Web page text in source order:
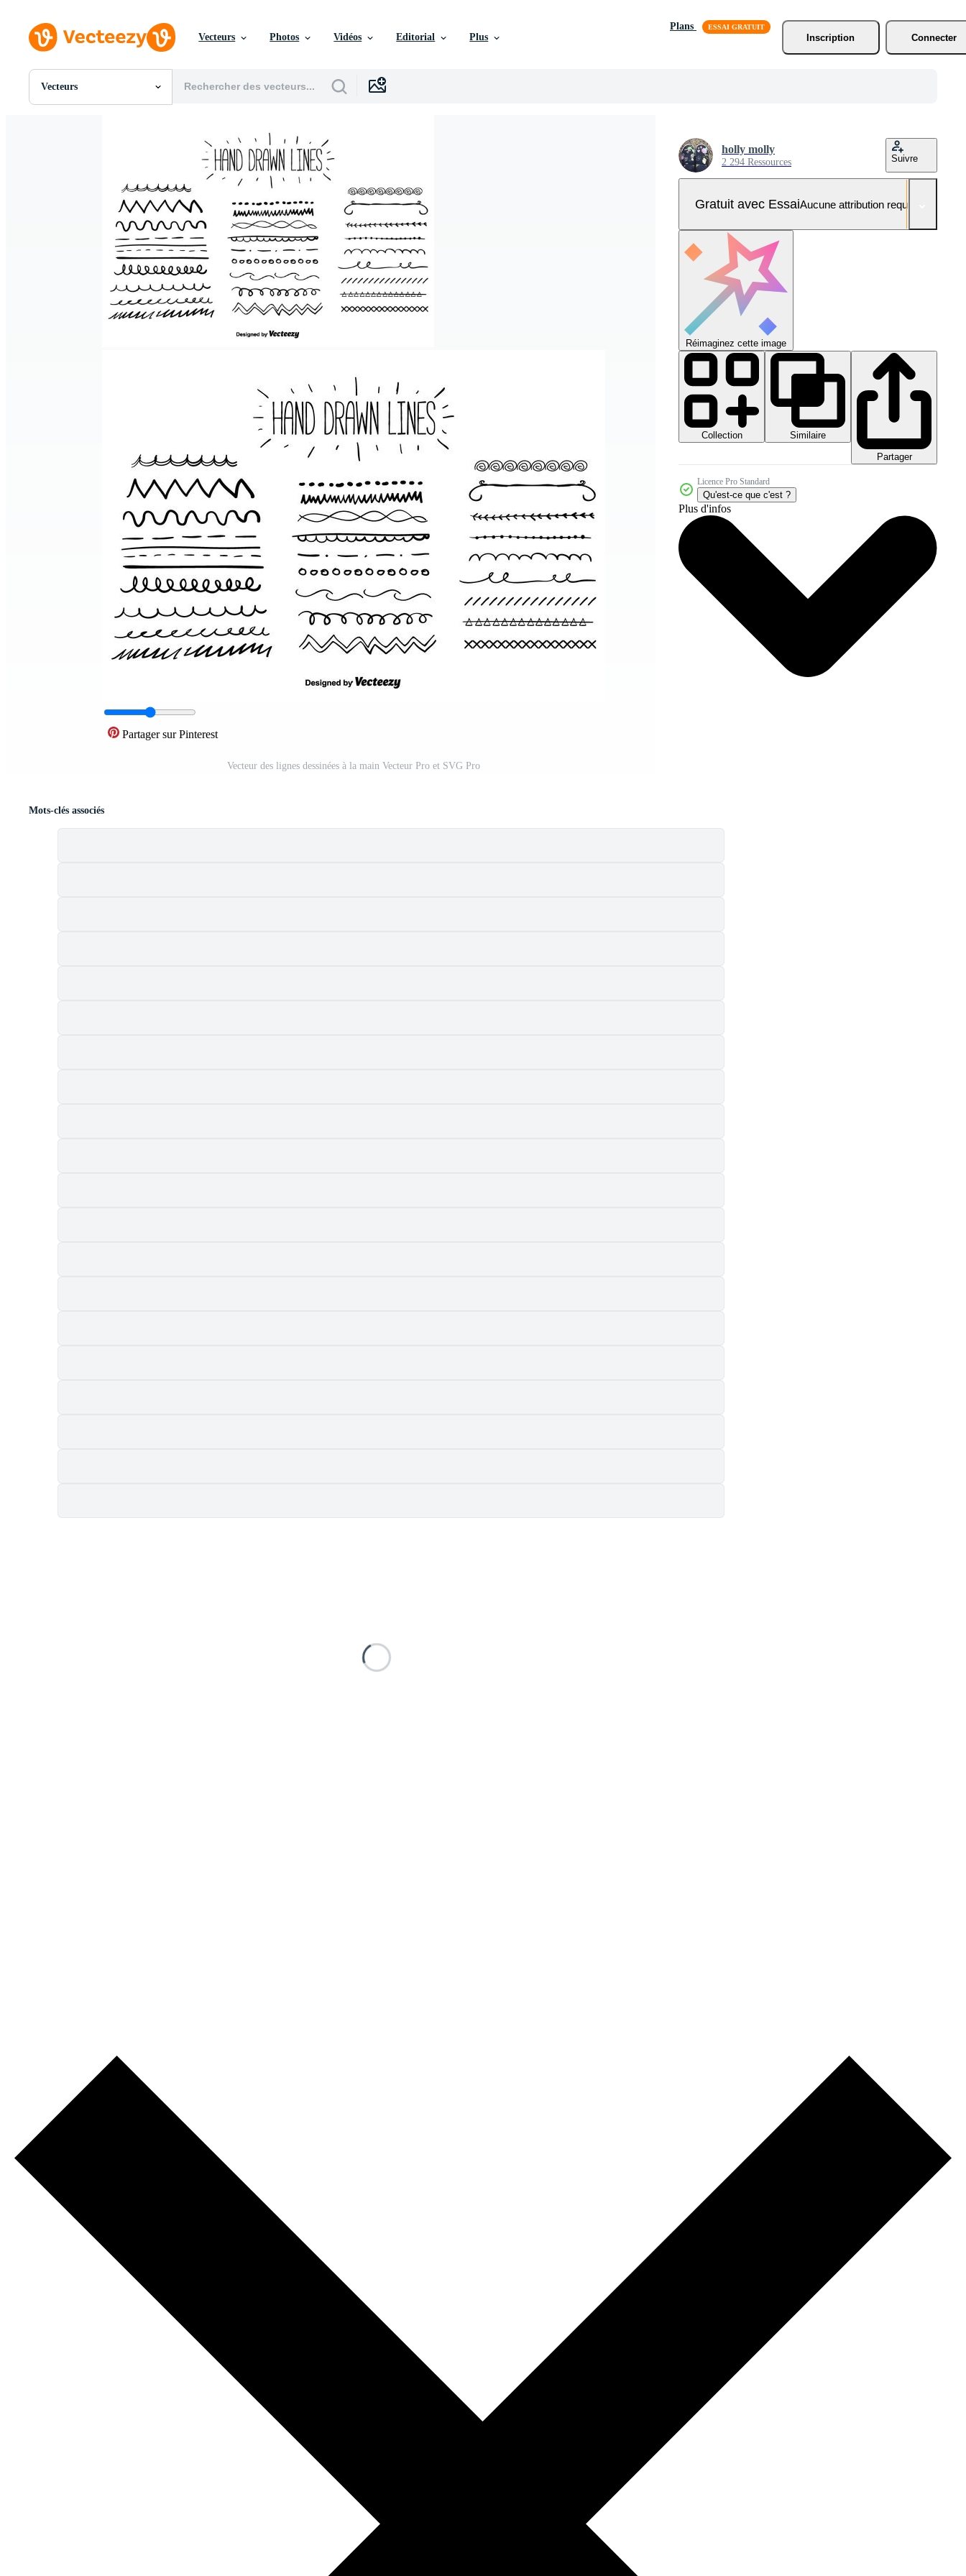
Vecteurs Photos Vidéos Editorial Plus
Plans
Inscription
Connecter
Vecteurs
Toutes Images
Motion graphics
Images Éditoriales
Événements Éditoriaux
Partager sur Pinterest
Vecteur des lignes dessinées à la main Vecteur Pro et SVG Pro
holly molly
2 294 Ressources Suivre
Gratuit avec EssaiAucune attribution requise
Réimaginez cette image
Collection
Similaire
Partager
Licence Pro Standard
Qu'est-ce que c'est ?
Plus d'infos
Mots-clés associés